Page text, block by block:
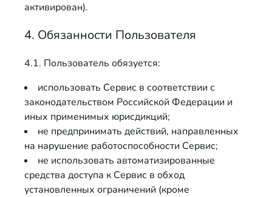
активирован).
4. Обязанности Пользователя
4.1. Пользователь обязуется:
использовать Сервис в соответствии с
законодательством Российской Федерации и
иных применимых юрисдикций;
не предпринимать действий, направленных
на нарушение работоспособности Сервис;
не использовать автоматизированные
средства доступа к Сервис в обход
установленных ограничений (кроме